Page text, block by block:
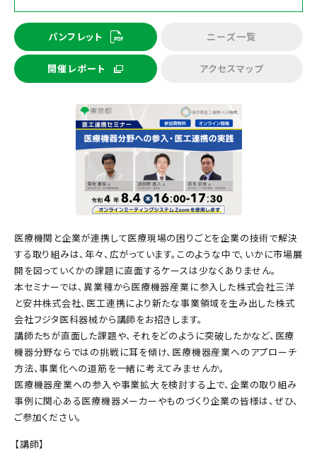
パンフレット ニーズ一覧
開催レポート アクセスマップ
医療機関と企業が連携して医療現場の困りごとを企業の技術で解決
する取り組みは、年々、広がっています。このような中で、いかに市場展
開を図っていくかの課題に直面するケースは少なくありません。
本セミナーでは、異業種から医療機器産業に参入した株式会社三洋
と安井株式会社、医工連携により新たな事業領域を生み出した株式
会社フジタ医科器械から講師をお招きします。
講師たちが直面した課題や、それをどのように突破したかなど、医療
機器分野ならではの挑戦に耳を傾け、医療機器産業へのアプローチ
方法、事業化への道筋を一緒に考えてみませんか。
医療機器産業への参入や事業拡大を検討する上で、企業の取り組み
事例に関心ある医療機器メーカーやものづくり企業の皆様は、ぜひ、
ご参加ください。
【講師】